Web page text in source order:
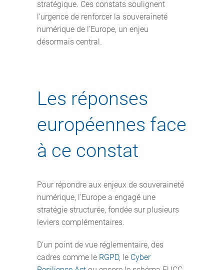
stratégique. Ces constats soulignent
l’urgence de renforcer la souveraineté
numérique de l’Europe, un enjeu
désormais central.
Les réponses
européennes face
à ce constat
Pour répondre aux enjeux de souveraineté
numérique, l’Europe a engagé une
stratégie structurée, fondée sur plusieurs
leviers complémentaires.
D’un point de vue réglementaire, des
cadres comme le RGPD, le Cyber